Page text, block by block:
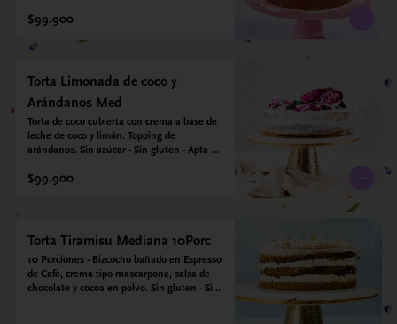
$99.900
Torta Limonada de coco y
Arándanos Med
Torta de coco cubierta con crema a base de
leche de coco y limón. Topping de
arándanos. Sin azúcar - Sin gluten - Apta
$99.900
Torta Tiramisu Mediana 10Porc
10 Porciones - Bizcocho bañado en Espresso
de Cafe, crema tipo mascarpone, salsa de
chocolate y cocoa en polvo. Sin gluten - Sin